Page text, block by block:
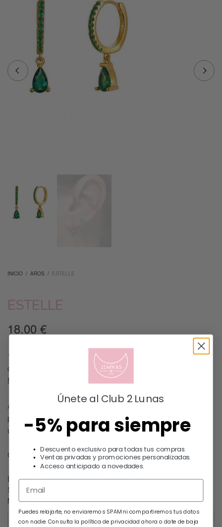
INICIO / AROS / ESTELLE
ESTELLE
18.00€
1 Aro de Plata de Ley 925 con baño de oro de 18 k con
circonitas verdes y colgante de circonita en lágrima verde.
Medida aro 10mm y lágrima 5×3 mm.
ATENCIÓN: Este modelo se vende por unidades (1
pendiente suelto), si quieres el par debes seleccionar 2
unidades.
GRACIAS POR ELEGIRNOS !!
Lo sentimos, este producto esta agotado.
Si le interesa, puede escribirnos un mensaje.
Nombre
Únete al Club 2 Lunas
-5% para siempre
Descuento exclusivo para todas tus compras.
Ventas privadas y promociones personalizadas.
Acceso anticipado a novedades.
Puedes relajarte, no enviaremos SPAM ni compartiremos tus datos
con nadie. Consulta la política de privacidad ahora o date de baja